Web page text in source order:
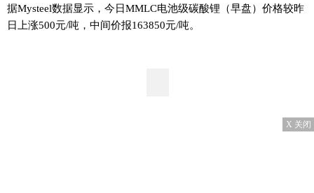
据Mysteel数据显示，今日MMLC电池级碳酸锂（早盘）价格较昨
日上涨500元/吨，中间价报163850元/吨。
X 关闭